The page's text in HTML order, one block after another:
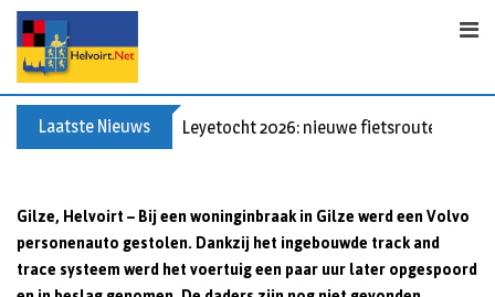
Skip
content
Laatste Nieuws Leyetocht 2026: nieuwe fietsroutes
Gilze, Helvoirt– Bij een woninginbraak in Gilze werd een Volvo
personenauto gestolen. Dankzij het ingebouwde track and
trace systeem werd het voertuig een paar uur later opgespoord